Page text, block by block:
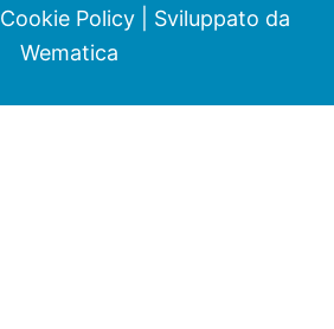
Cookie Policy| Sviluppato da
Wematica